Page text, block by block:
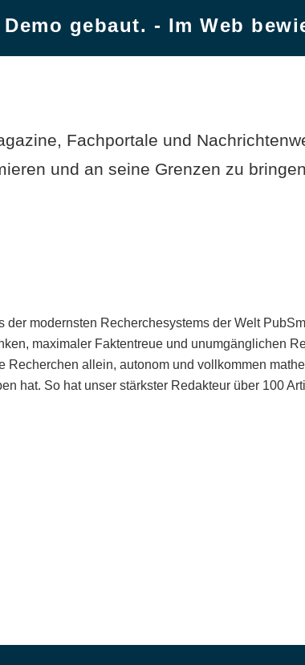
gebaut. - Im Web
Fachportale und
und an seine Grenzen zu
modernsten Recherchesystems der Welt
maximaler Faktentreue und unumgänglichen
allein, autonom und vollkommen
hat. So hat unser stärkster Redakteur über 100